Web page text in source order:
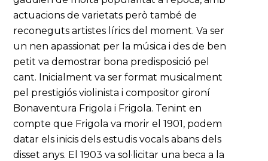
actuacions de varietats però també de
reconeguts artistes lírics del moment. Va ser
un nen apassionat per la música i des de ben
petit va demostrar bona predisposició pel
cant. Inicialment va ser format musicalment
pel prestigiós violinista i compositor gironí
Bonaventura Frigola i Frigola. Tenint en
compte que Frigola va morir el 1901, podem
datar els inicis dels estudis vocals abans dels
disset anys. El 1903 va sol·licitar una beca a la